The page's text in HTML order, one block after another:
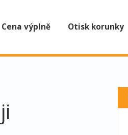
Cena výplně Otisk korunky